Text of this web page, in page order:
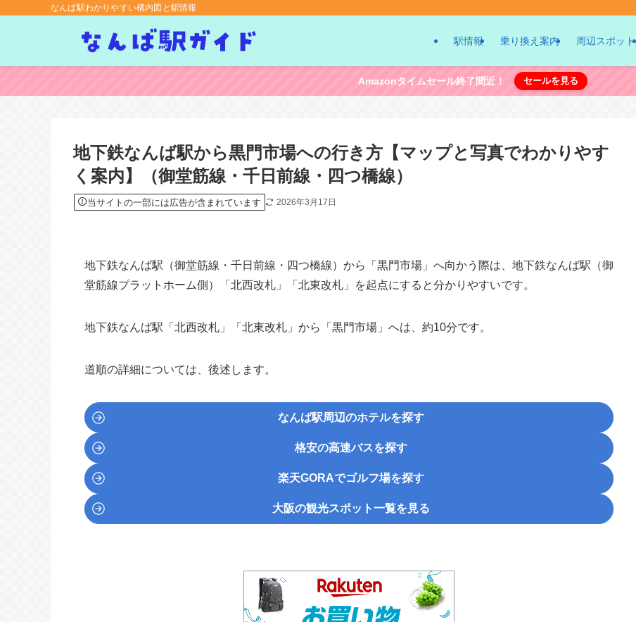
なんば駅わかりやすい構内図と駅情報
駅情報 乗り換え案内 周辺スポット
Amazonタイムセール終了間近！ セールを見る
地下鉄なんば駅から黒門市場への行き方【マップと写真でわかりやす
く案内】（御堂筋線・千日前線・四つ橋線）
当サイトの一部には広告が含まれています 2026年3月17日
地下鉄なんば駅（御堂筋線・千日前線・四つ橋線）から「黒門市場」へ向かう際は、地下鉄なんば駅（御
堂筋線プラットホーム側）「北西改札」「北東改札」を起点にすると分かりやすいです。
地下鉄なんば駅「北西改札」「北東改札」から「黒門市場」へは、約10分です。
道順の詳細については、後述します。
なんば駅周辺のホテルを探す
格安の高速バスを探す
楽天GORAでゴルフ場を探す
大阪の観光スポット一覧を見る